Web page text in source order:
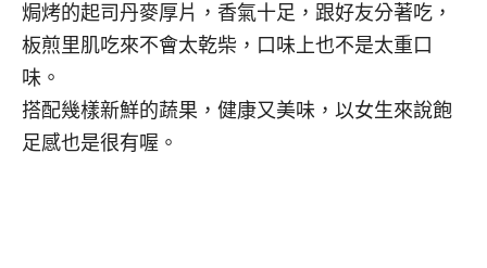
焗烤的起司丹麥厚片，香氣十足，跟好友分著吃，
板煎里肌吃來不會太乾柴，口味上也不是太重口
味。
搭配幾樣新鮮的蔬果，健康又美味，以女生來說飽
足感也是很有喔。